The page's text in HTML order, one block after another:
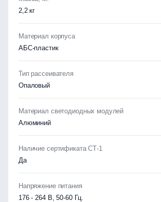
2,2 кг
Материал корпуса
АБС-пластик
Тип рассеивателя
Опаловый
Материал светодиодных модулей
Алюминий
Наличие сертификата СТ-1
Да
Напряжение питания
176 - 264 В, 50-60 Гц.